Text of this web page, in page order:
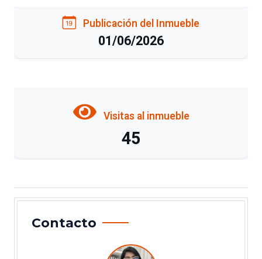
Publicación del Inmueble
01/06/2026
Visitas al inmueble
45
Contacto